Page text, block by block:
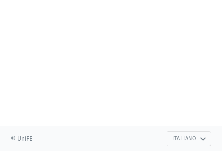
© UniFE ITALIANO